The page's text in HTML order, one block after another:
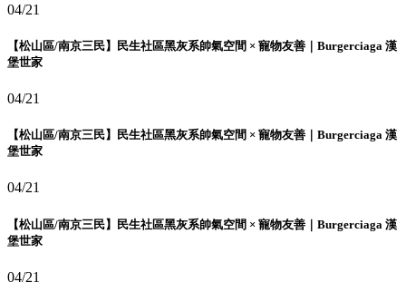
04/21
【松山區/南京三民】民生社區黑灰系帥氣空間 × 寵物友善｜Burgerciaga 漢
堡世家
04/21
【松山區/南京三民】民生社區黑灰系帥氣空間 × 寵物友善｜Burgerciaga 漢
堡世家
04/21
【松山區/南京三民】民生社區黑灰系帥氣空間 × 寵物友善｜Burgerciaga 漢
堡世家
04/21